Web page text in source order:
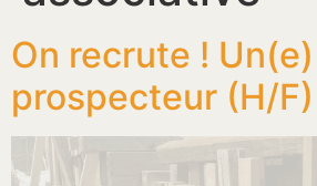
On recrute !
prospecteur (H/F)